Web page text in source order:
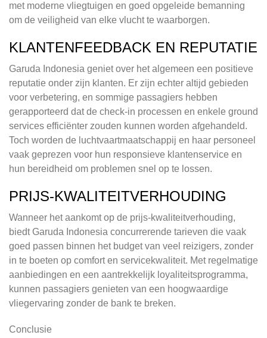
met moderne vliegtuigen en goed opgeleide bemanning
om de veiligheid van elke vlucht te waarborgen.
KLANTENFEEDBACK EN REPUTATIE
Garuda Indonesia geniet over het algemeen een positieve
reputatie onder zijn klanten. Er zijn echter altijd gebieden
voor verbetering, en sommige passagiers hebben
gerapporteerd dat de check-in processen en enkele ground
services efficiënter zouden kunnen worden afgehandeld.
Toch worden de luchtvaartmaatschappij en haar personeel
vaak geprezen voor hun responsieve klantenservice en
hun bereidheid om problemen snel op te lossen.
PRIJS-KWALITEITVERHOUDING
Wanneer het aankomt op de prijs-kwaliteitverhouding,
biedt Garuda Indonesia concurrerende tarieven die vaak
goed passen binnen het budget van veel reizigers, zonder
in te boeten op comfort en servicekwaliteit. Met regelmatige
aanbiedingen en een aantrekkelijk loyaliteitsprogramma,
kunnen passagiers genieten van een hoogwaardige
vliegervaring zonder de bank te breken.
Conclusie